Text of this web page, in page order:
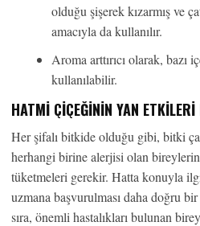
olduğu şişerek kızarmış ve
amacıyla da kullanılır.
Aroma arttırıcı olarak, bazı
kullanılabilir.
HATMI ÇIÇEĞININ YAN ETKILERI
Her şifalı bitkide olduğu gibi, bitki
herhangi birine alerjisi olan
tüketmeleri gerekir. Hatta konuyla
uzmana başvurulması daha doğru
sıra, önemli hastalıkları bulunan